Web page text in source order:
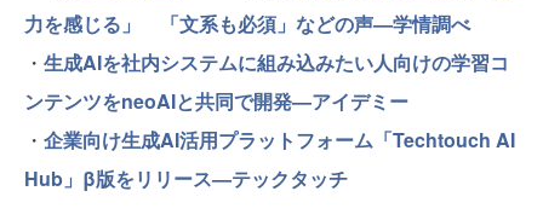
力を感じる」 「文系も必須」などの声—学情調べ
・ 生成AIを社内システムに組み込みたい人向けの学習コ
ンテンツをneoAIと共同で開発—アイデミー
・ 企業向け生成AI活用プラットフォーム「Techtouch AI
Hub」β版をリリース—テックタッチ